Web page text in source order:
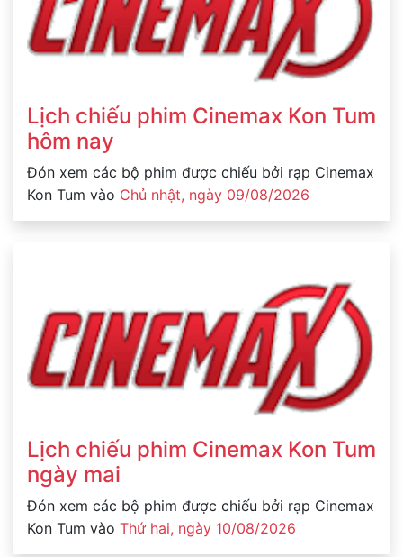
Lịch chiếu phim Cinemax Kon Tum
hôm nay
Đón xem các bộ phim được chiếu bởi rạp Cinemax
Kon Tum vào Chủ nhật, ngày 09/08/2026
Lịch chiếu phim Cinemax Kon Tum
ngày mai
Đón xem các bộ phim được chiếu bởi rạp Cinemax
Kon Tum vào Thứ hai, ngày 10/08/2026